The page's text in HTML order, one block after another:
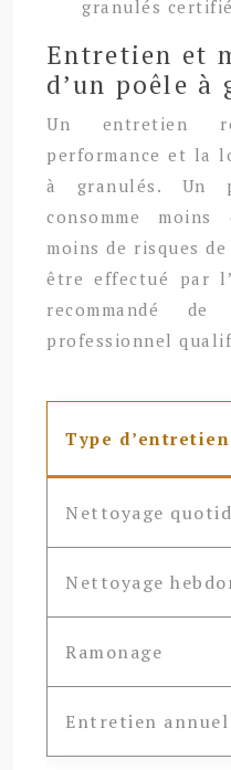
granulés
Entretien et
d’un poêle à
Un entretien
performance et la
à granulés. Un
consomme moins
moins de risques
être effectué par
recommandé
professionnel
Type d’entretien
Nettoyage
Nettoyage
Ramonage
Entretien annuel